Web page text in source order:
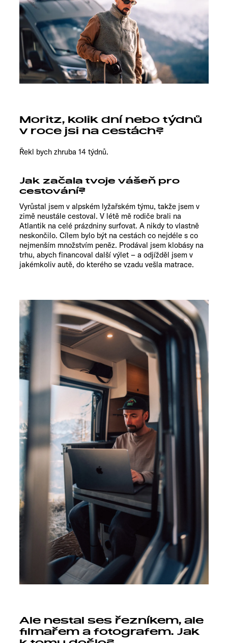
Moritz, kolik dní nebo týdnů
v roce jsi na cestách?
Řekl bych zhruba 14 týdnů.
Jak začala tvoje vášeň pro
cestování?
Vyrůstal jsem v alpském lyžařském týmu, takže jsem v
zimě neustále cestoval. V létě mě rodiče brali na
Atlantik na celé prázdniny surfovat. A nikdy to vlastně
neskončilo. Cílem bylo být na cestách co nejdéle s co
nejmenším množstvím peněz. Prodával jsem klobásy na
trhu, abych financoval další výlet – a odjížděl jsem v
jakémkoliv autě, do kterého se vzadu vešla matrace.
Ale nestal ses řezníkem, ale
filmařem a fotografem. Jak